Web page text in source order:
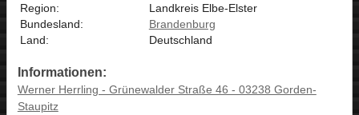
Region:
Landkreis Elbe-Elster
Bundesland:
Brandenburg
Land:
Deutschland
Informationen:
Werner Herrling - Grünewalder Straße 46 - 03238 Gorden-
Staupitz